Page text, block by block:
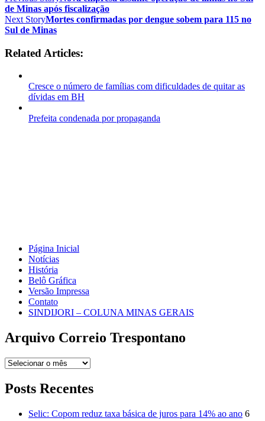
de Minas após fiscalização
Next StoryMortes confirmadas por dengue sobem para 115 no
Sul de Minas
Related Articles:
Cresce o número de famílias com dificuldades de quitar as
dívidas em BH
Prefeita condenada por propaganda
Página Inicial
Notícias
História
Belô Gráfica
Versão Impressa
Contato
SINDIJORI – COLUNA MINAS GERAIS
Arquivo Correio Trespontano
Arquivo
Trespontano
Posts Recentes
Selic: Copom reduz taxa básica de juros para 14% ao ano 6